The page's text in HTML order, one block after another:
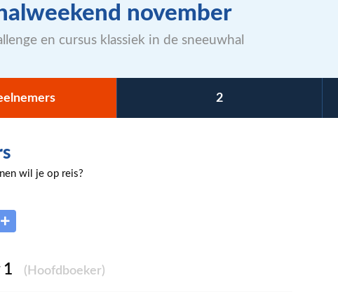
november
en cursus klassiek in de sneeuwhal
2
wil je op reis?
(Hoofdboeker)